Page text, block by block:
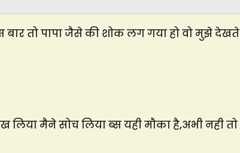
तो पापा जैसे की शोक लग गया हो वो मुझे देखते
मैने सोच लिया ब्स यही मौका है,अभी नही तो